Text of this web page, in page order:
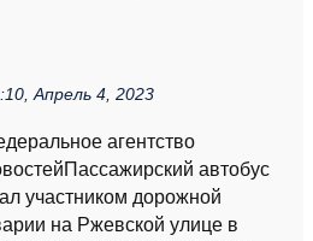
Апрель 4, 2023
агентство
автобус
участником дорожной
на Ржевской улице в